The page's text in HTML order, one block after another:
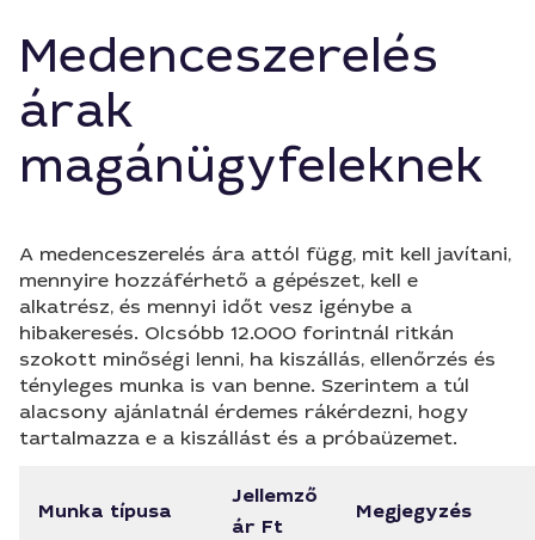
Medenceszerelés
árak
magánügyfeleknek
A medenceszerelés ára attól függ, mit kell javítani,
mennyire hozzáférhető a gépészet, kell e
alkatrész, és mennyi időt vesz igénybe a
hibakeresés. Olcsóbb 12.000 forintnál ritkán
szokott minőségi lenni, ha kiszállás, ellenőrzés és
tényleges munka is van benne. Szerintem a túl
alacsony ajánlatnál érdemes rákérdezni, hogy
tartalmazza e a kiszállást és a próbaüzemet.
Munka típusa
Jellemző
ár Ft
Megjegyzés